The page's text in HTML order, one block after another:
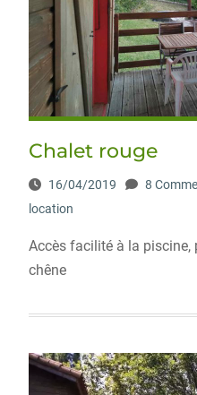
Chalet rouge
16/04/2019 8
location
Accès facilité à la piscine,
chêne